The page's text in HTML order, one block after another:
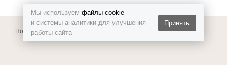
Мы используем файлы cookie
и системы аналитики для улучшения
работы сайта
Принять
Политика конфиденциальности